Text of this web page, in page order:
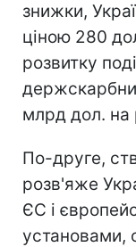
знижки,
ціною 280
розвитку
млрд дол. на
По-друге,
розв'яже
ЄС і
установами,